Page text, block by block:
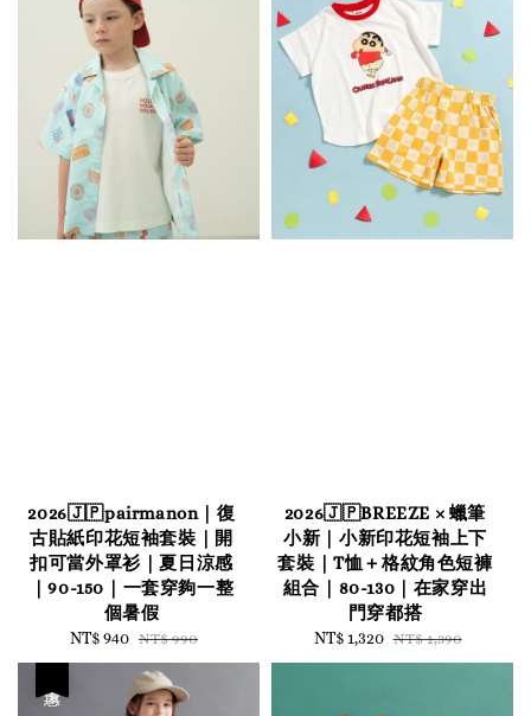
2026🇯🇵pairmanon｜復
古貼紙印花短袖套裝｜開
扣可當外罩衫｜夏日涼感
｜90-150｜一套穿夠一整
個暑假
Sale
price
NT$ 940 Regular
price
NT$ 990
2026🇯🇵BREEZE × 蠟筆
小新｜小新印花短袖上下
套裝｜T恤＋格紋角色短褲
組合｜80-130｜在家穿出
門穿都搭
Sale
price
NT$ 1,320 Regular
price
NT$ 1,390